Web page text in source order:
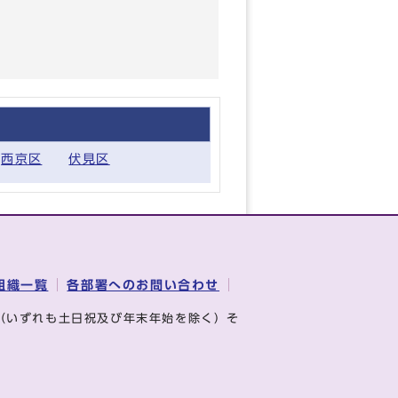
西京区 伏見区
織一覧 各部署へのお問い合わせ
いずれも土日祝及び年末年始を除く）そ